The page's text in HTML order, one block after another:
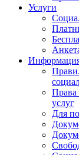
Услуги
Права
услуг
Для